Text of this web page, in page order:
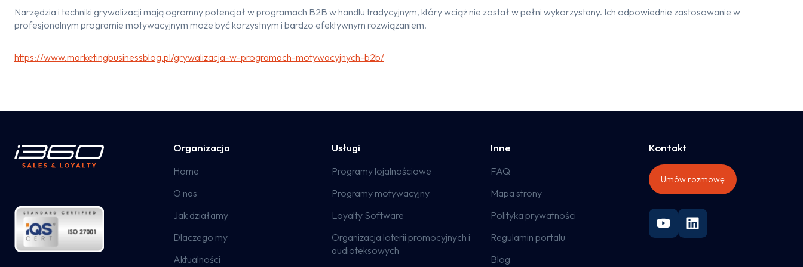
Narzędzia i techniki grywalizacji mają ogromny potencjał w programach B2B w handlu tradycyjnym, który wciąż nie został w pełni wykorzystany. Ich odpowiednie zastosowanie w
profesjonalnym programie motywacyjnym może być korzystnym i bardzo efektywnym rozwiązaniem.
https://www.marketingbusinessblog.pl/grywalizacja-w-programach-motywacyjnych-b2b/
Organizacja
Home
O nas
Jak działamy
Dlaczego my
Aktualności
Usługi
Programy lojalnościowe
Programy motywacyjny
Loyalty Software
Organizacja loterii promocyjnych i
audioteksowych
Inne
FAQ
Mapa strony
Polityka prywatności
Regulamin portalu
Blog
Kontakt
Umów rozmowę